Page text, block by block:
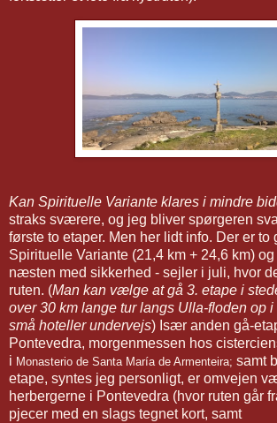
Kan Spirituelle Variante klares i mindre
straks sværere, og jeg bliver spørgeren
første to etaper. Men her lidt info. Der er to
Spirituelle Variante (21,4 km + 24,6 km)
næsten med sikkerhed - sejler i juli, hvor
ruten. (Man kan vælge at gå 3. etape i
over 30 km lange tur langs Ulla-floden op i
små hoteller undervejs) Især anden gå-
Pontevedra, morgenmessen hos
i Monasterio de Santa María de Armenteira; samt
etape, syntes jeg personligt, er omvejen
herbergerne i Pontevedra (hvor ruten går
pjecer med en slags tegnet kort, samt